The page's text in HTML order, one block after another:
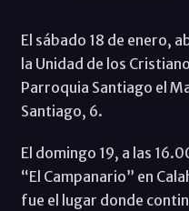
El sábado 18 de enero,
la Unidad de los
Parroquia Santiago el
Santiago, 6.
El domingo 19, a las
“El Campanario” en
fue el lugar donde